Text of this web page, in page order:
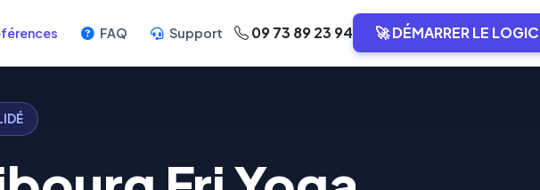
FAQ Support 09 73 89 23 94 🚀 DÉMARRER LE